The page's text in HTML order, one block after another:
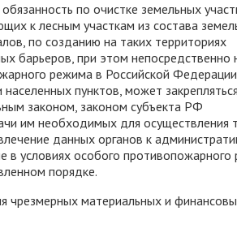
по очистке земельных
к лесным участкам из состава
по созданию на таких территориях
барьеров, при этом непосредственно
режима в Российской
пунктов, может
законом, законом субъекта РФ
им необходимых для осуществления
данных органов к
в условиях особого
порядке.
чрезмерных материальных и